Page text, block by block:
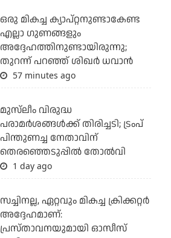
ഒരു മികച്ച ക്യാപ്റ്റനുണ്ടാകേണ്ട
എല്ലാ ഗുണങ്ങളും
അദ്ദേഹത്തിനുണ്ടായിരുന്നു;
തുറന്ന് പറഞ്ഞ് ശിഖര്‍ ധവാന്‍
57 minutes ago
മുസ്‌ലീം വിരുദ്ധ
പരാമര്‍ശങ്ങള്‍ക്ക് തിരിച്ചടി; ട്രംപ്
പിന്തുണച്ച നേതാവിന്
തെരഞ്ഞെടുപ്പില്‍ തോല്‍വി
1 day ago
സച്ചിനല്ല, ഏറ്റവും മികച്ച ക്രിക്കറ്റര്‍
അദ്ദേഹമാണ്:
പ്രസ്താവനയുമായി ഓസീസ്